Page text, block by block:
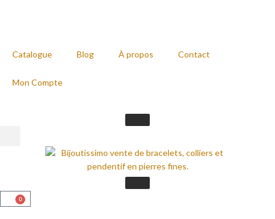
Catalogue Blog À propos Contact
Mon Compte
0